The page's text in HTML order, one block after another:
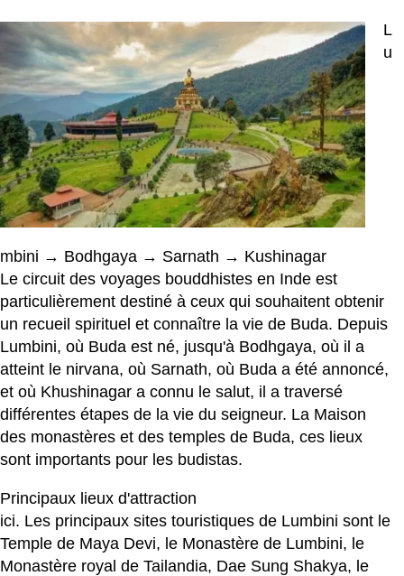
L
u
mbini → Bodhgaya → Sarnath → Kushinagar
Le circuit des voyages bouddhistes en Inde est
particulièrement destiné à ceux qui souhaitent obtenir
un recueil spirituel et connaître la vie de Buda. Depuis
Lumbini, où Buda est né, jusqu'à Bodhgaya, où il a
atteint le nirvana, où Sarnath, où Buda a été annoncé,
et où Khushinagar a connu le salut, il a traversé
différentes étapes de la vie du seigneur. La Maison
des monastères et des temples de Buda, ces lieux
sont importants pour les budistas.
Principaux lieux d'attraction
ici. Les principaux sites touristiques de Lumbini sont le
Temple de Maya Devi, le Monastère de Lumbini, le
Monastère royal de Tailandia, Dae Sung Shakya, le